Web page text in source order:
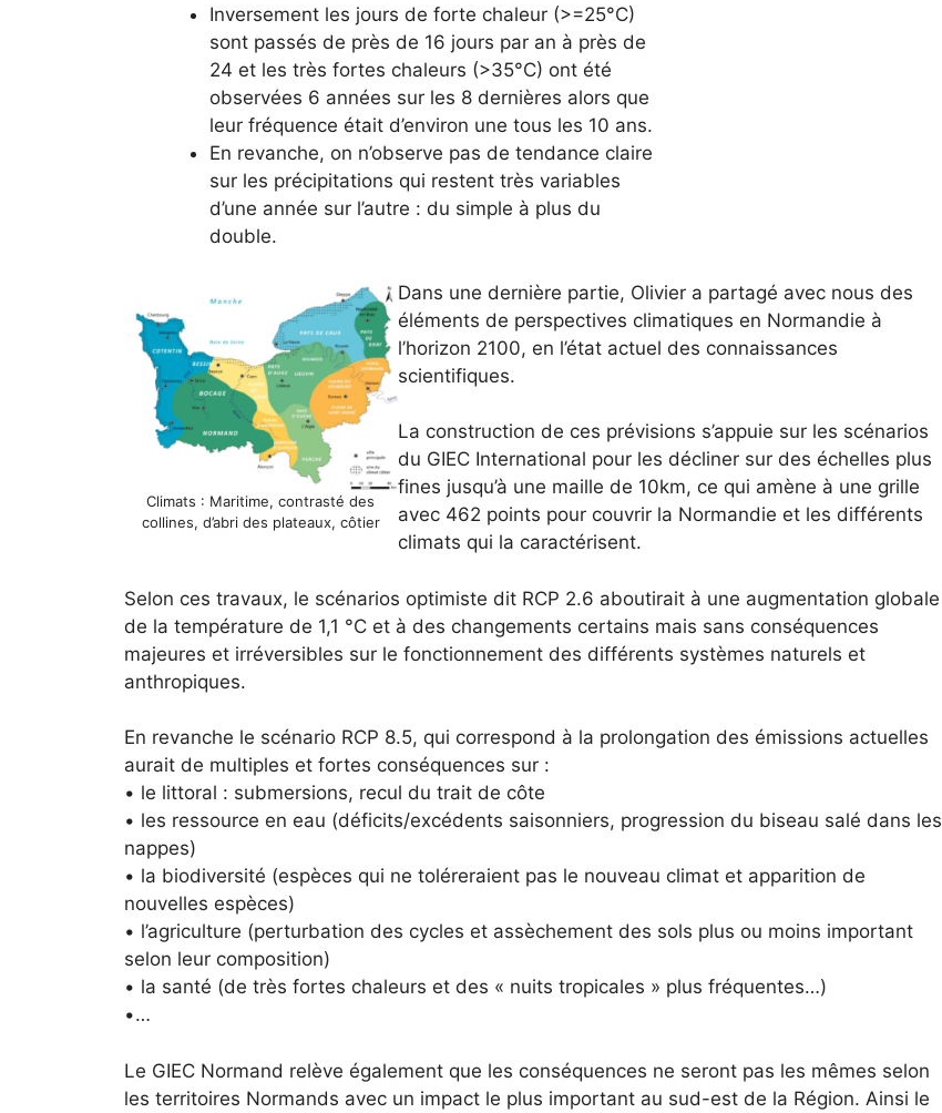
Inversement les jours de forte chaleur (>=25°C)
sont passés de près de 16 jours par an à près de
24 et les très fortes chaleurs (>35°C) ont été
observées 6 années sur les 8 dernières alors que
leur fréquence était d’environ une tous les 10 ans.
En revanche, on n’observe pas de tendance claire
sur les précipitations qui restent très variables
d’une année sur l’autre : du simple à plus du
double.
Climats : Maritime, contrasté des
collines, d’abri des plateaux, côtier
Dans une dernière partie, Olivier a partagé avec nous des
éléments de perspectives climatiques en Normandie à
l’horizon 2100, en l’état actuel des connaissances
scientifiques.
La construction de ces prévisions s’appuie sur les scénarios
du GIEC International pour les décliner sur des échelles plus
fines jusqu’à une maille de 10km, ce qui amène à une grille
avec 462 points pour couvrir la Normandie et les différents
climats qui la caractérisent.
Selon ces travaux, le scénarios optimiste dit RCP 2.6 aboutirait à une augmentation globale
de la température de 1,1 °C et à des changements certains mais sans conséquences
majeures et irréversibles sur le fonctionnement des différents systèmes naturels et
anthropiques.
En revanche le scénario RCP 8.5, qui correspond à la prolongation des émissions actuelles
aurait de multiples et fortes conséquences sur :
• le littoral : submersions, recul du trait de côte
• les ressource en eau (déficits/excédents saisonniers, progression du biseau salé dans les
nappes)
• la biodiversité (espèces qui ne toléreraient pas le nouveau climat et apparition de
nouvelles espèces)
• l’agriculture (perturbation des cycles et assèchement des sols plus ou moins important
selon leur composition)
• la santé (de très fortes chaleurs et des « nuits tropicales » plus fréquentes…)
•…
Le GIEC Normand relève également que les conséquences ne seront pas les mêmes selon
les territoires Normands avec un impact le plus important au sud-est de la Région. Ainsi le